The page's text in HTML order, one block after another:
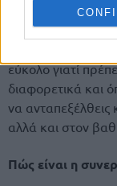
Το επίπεδο είναι
υπάρχουν κάποιοι
εύκολο γιατί
διαφορετικά και
να
αλλά και στον
Πώς είναι η